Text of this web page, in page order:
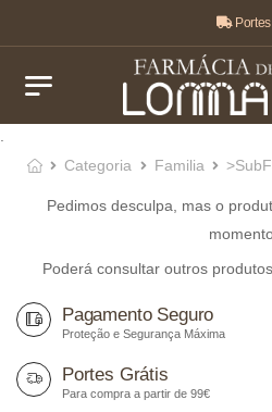
O
Portes
Categoria
Familia
Pedimos desculpa, mas o
Poderá consultar outros
Pagamento Seguro
Proteção e Segurança Máxima
Portes Grátis
Para compra a partir de 99€